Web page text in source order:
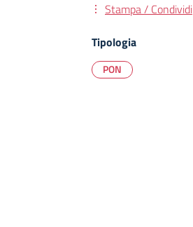
Stampa / Condividi
Tipologia
PON